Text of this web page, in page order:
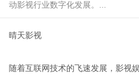
动影视行业数字化发展。...
晴天影视
随着互联网技术的飞速发展，影视